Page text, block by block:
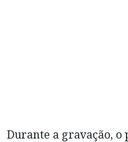
Durante a gravação,